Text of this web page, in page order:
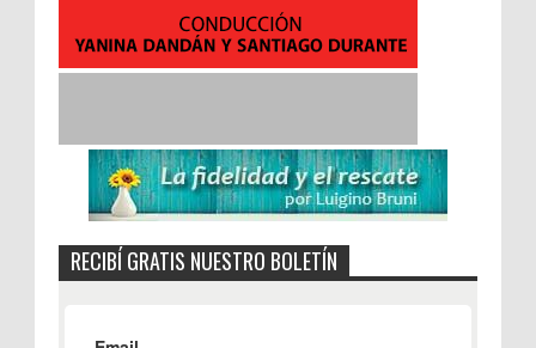
RECIBÍ GRATIS NUESTRO BOLETÍN